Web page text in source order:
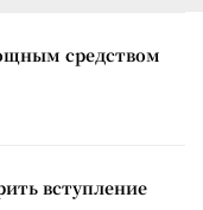
средством
вступление